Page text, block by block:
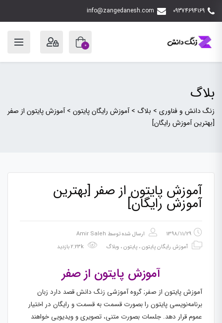
09374694169
info@zangedanesh.com
0
بلاگ
زنگ دانش و فناوری > بلاگ >آموزش رایگان پایتون >آموزش پایتون از صفر
[بهترین آموزش رایگان]
آموزش پایتون از صفر [بهترین
آموزش رایگان]
1398/11/29 ارسال شده توسط Amir Saleh
آموزش رایگان پایتون، پایتون، وبلاگ
آموزش پایتون از صفر
آموزش پایتون از صفر; گروه آموزشی زنگ دانش قصد دارد زبان
برنامه‌نویسی پایتون را بصورت قسمت به قسمت و رایگان در اختیار
عموم قرار دهد. جلسات بصورت متنی، تصویری و ویدیویی خواهند